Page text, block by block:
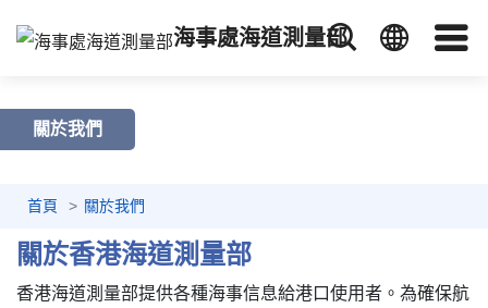
海事處海道測量部
關於我們
首頁 關於我們
關於香港海道測量部
香港海道測量部提供各種海事信息給港口使用者。為確保航